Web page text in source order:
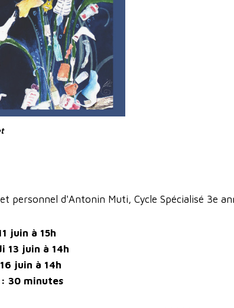
personnel d'Antonin Muti, Cycle Spécialisé 3e
juin à 15h
13 juin à 14h
juin à 14h
: 30 minutes